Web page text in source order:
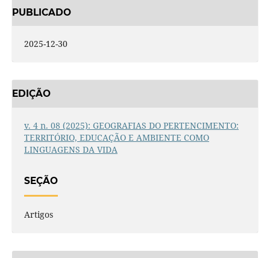
PUBLICADO
2025-12-30
EDIÇÃO
v. 4 n. 08 (2025): GEOGRAFIAS DO PERTENCIMENTO:
TERRITÓRIO, EDUCAÇÃO E AMBIENTE COMO
LINGUAGENS DA VIDA
SEÇÃO
Artigos